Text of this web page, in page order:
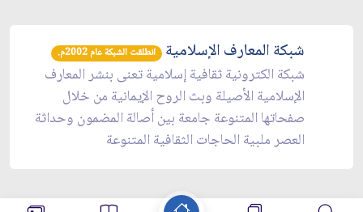
شبكة المعارف الإسلامية انطلقت الشبكة عام 2002م.
شبكة الكترونية ثقافية إسلامية تعنى بنشر المعارف
الإسلامية الأصيلة وبث الروح الإيمانية من خلال
صفحاتها المتنوعة جامعة بين أصالة المضمون وحداثة
العصر ملبية الحاجات الثقافية المتنوعة